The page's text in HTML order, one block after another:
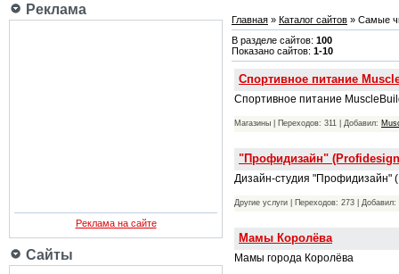
Реклама
Реклама на сайте
Сайты
Главная » Каталог сайтов » Самые
В разделе сайтов: 100
Показано сайтов: 1-10
Спортивное питание
Спортивное питание
Магазины | Переходов: 311 | Добавил:
"Профидизайн"
Дизайн-студия "Профидизайн"
Другие услуги | Переходов: 273 | Добавил:
Мамы Королёва
Мамы города Королёва